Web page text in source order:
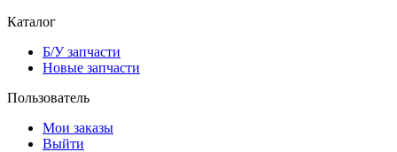
Каталог
Б/У запчасти
Новые запчасти
Пользователь
Мои заказы
Выйти